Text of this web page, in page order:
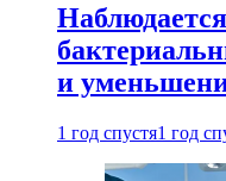
и
1 год спустя1 год